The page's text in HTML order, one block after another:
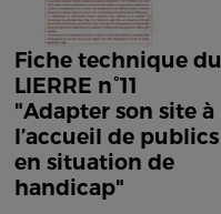
Fiche technique du
LIERRE n°11
"Adapter son site à
l’accueil de publics
en situation de
handicap"